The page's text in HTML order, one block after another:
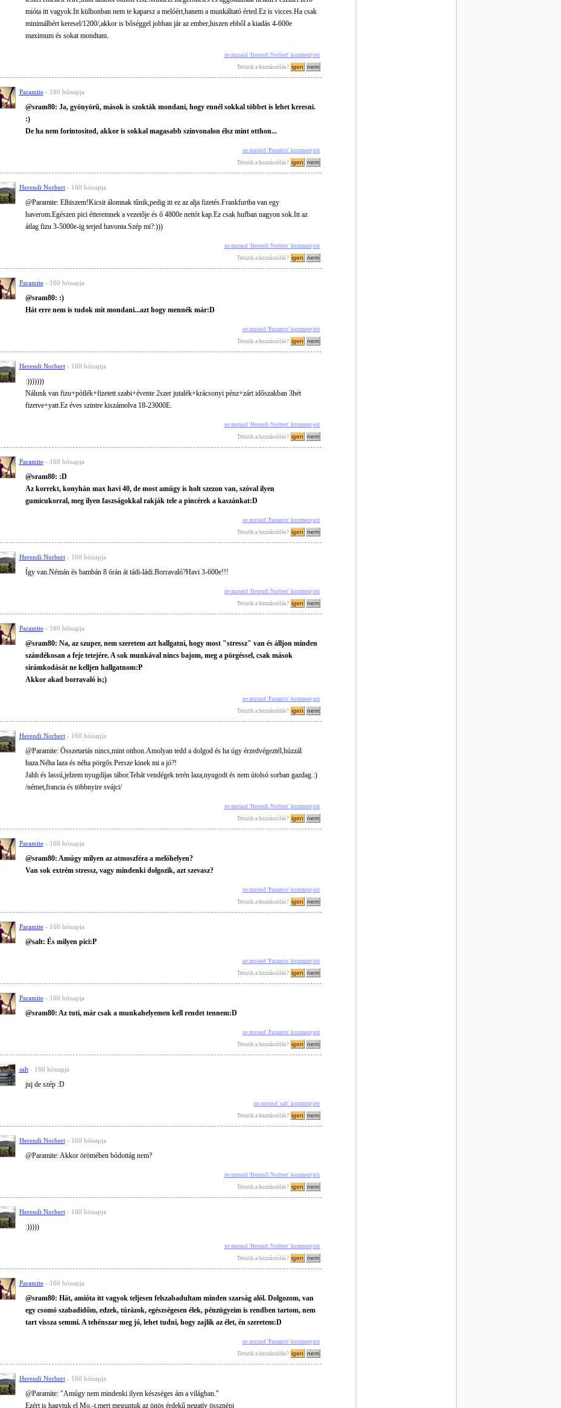
mióta itt vagyok.Itt külhonban nem te kaparsz a melóért,hanem a munkáltató érted.Ez is vicces.Ha csak
minimálbért keresel/1200/,akkor is bőséggel jobban jár az ember,hiszen ebből a kiadás 4-600e
maximum és sokat mondtam.
ne mutasd 'Herendi Norbert' kommentjeit
Tetszik a hozzászólás?
Paramite - 160 hónapja
@sram80: Ja, gyönyörű, mások is szokták mondani, hogy ennél sokkal többet is lehet keresni.
:)
De ha nem forintosítod, akkor is sokkal magasabb színvonalon élsz mint otthon...
ne mutasd 'Paramite' kommentjeit
Tetszik a hozzászólás?
Herendi Norbert - 160 hónapja
@Paramite: Elhiszem!Kicsit álomnak tűnik,pedig itt ez az alja fizetés.Frankfurtba van egy
haverom.Egészen pici étteremnek a vezetője és ő 4800e nettót kap.Ez csak hufban nagyon sok.Itt az
átlag fizu 3-5000e-ig terjed havonta.Szép mi?:)))
ne mutasd 'Herendi Norbert' kommentjeit
Tetszik a hozzászólás?
Paramite - 160 hónapja
@sram80: :)
Hát erre nem is tudok mit mondani...azt hogy mennék már:D
ne mutasd 'Paramite' kommentjeit
Tetszik a hozzászólás?
Herendi Norbert - 160 hónapja
:)))))))
Nálunk van fizu+pótlék+fizetett szabi+évente 2szer jutalék+krácsonyi pénz+zárt időszakban 3hét
fizetve+yatt.Ez éves szintre kiszámolva 18-23000E.
ne mutasd 'Herendi Norbert' kommentjeit
Tetszik a hozzászólás?
Paramite - 160 hónapja
@sram80: :D
Az korrekt, konyhán max havi 40, de most amúgy is holt szezon van, szóval ilyen
gumicukorral, meg ilyen faszságokkal rakják tele a pincérek a kaszánkat:D
ne mutasd 'Paramite' kommentjeit
Tetszik a hozzászólás?
Herendi Norbert - 160 hónapja
Így van.Némán és bambán 8 órán át tádi-ládi.Borravaló?Havi 3-600e!!!
ne mutasd 'Herendi Norbert' kommentjeit
Tetszik a hozzászólás?
Paramite - 160 hónapja
@sram80: Na, az szuper, nem szeretem azt hallgatni, hogy most "stressz" van és álljon minden
szándékosan a feje tetejére. A sok munkával nincs bajom, meg a pörgéssel, csak mások
sirámkodását ne kelljen hallgatnom:P
Akkor akad borravaló is;)
ne mutasd 'Paramite' kommentjeit
Tetszik a hozzászólás?
Herendi Norbert - 160 hónapja
@Paramite: Összetartás nincs,mint otthon.Amolyan tedd a dolgod és ha úgy érzedvégeztél,húzzál
haza.Néha laza és néha pörgős.Persze kinek mi a jó?!
Jahh és lassú,jelzem nyugdíjas tábor.Tehát vendégek terén laza,nyugodt és nem útolsó sorban gazdag.:)
/német,francia és többnyire svájci/
ne mutasd 'Herendi Norbert' kommentjeit
Tetszik a hozzászólás?
Paramite - 160 hónapja
@sram80: Amúgy milyen az atmoszféra a melóhelyen?
Van sok extrém stressz, vagy mindenki dolgozik, azt szevasz?
ne mutasd 'Paramite' kommentjeit
Tetszik a hozzászólás?
Paramite - 160 hónapja
@salt: És milyen pici:P
ne mutasd 'Paramite' kommentjeit
Tetszik a hozzászólás?
Paramite - 160 hónapja
@sram80: Az tuti, már csak a munkahelyemen kell rendet tennem:D
ne mutasd 'Paramite' kommentjeit
Tetszik a hozzászólás?
salt - 160 hónapja
juj de szép :D
ne mutasd 'salt' kommentjeit
Tetszik a hozzászólás?
Herendi Norbert - 160 hónapja
@Paramite: Akkor örömében bódottág nem?
ne mutasd 'Herendi Norbert' kommentjeit
Tetszik a hozzászólás?
Herendi Norbert - 160 hónapja
:)))))
ne mutasd 'Herendi Norbert' kommentjeit
Tetszik a hozzászólás?
Paramite - 160 hónapja
@sram80: Hát, amióta itt vagyok teljesen felszabadultam minden szarság alól. Dolgozom, van
egy csomó szabadidőm, edzek, túrázok, egészségesen élek, pénzügyeim is rendben tartom, nem
tart vissza semmi. A tehénszar meg jó, lehet tudni, hogy zajlik az élet, én szeretem:D
ne mutasd 'Paramite' kommentjeit
Tetszik a hozzászólás?
Herendi Norbert - 160 hónapja
@Paramite: "Amúgy nem mindenki ilyen készséges ám a világban."
Ezért is hagytuk el Mo.-t,mert meguntuk az önös érdekű negatív össznépi